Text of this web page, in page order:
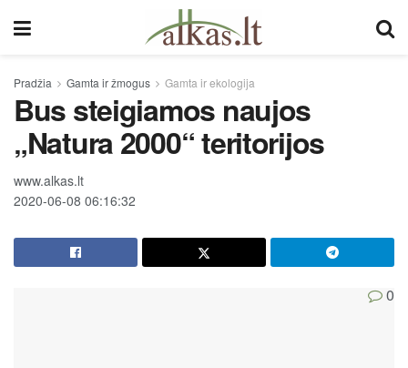
Pradžia Gamta ir žmogus Gamta ir ekologija
Bus steigiamos naujos
„Natura 2000“ teritorijos
www.alkas.lt
2020-06-08 06:16:32
0